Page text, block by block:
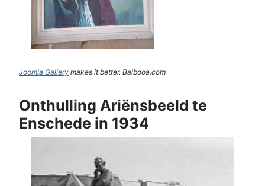
Joomla Gallery makes it better. Balbooa.com
Onthulling Ariënsbeeld te
Enschede in 1934